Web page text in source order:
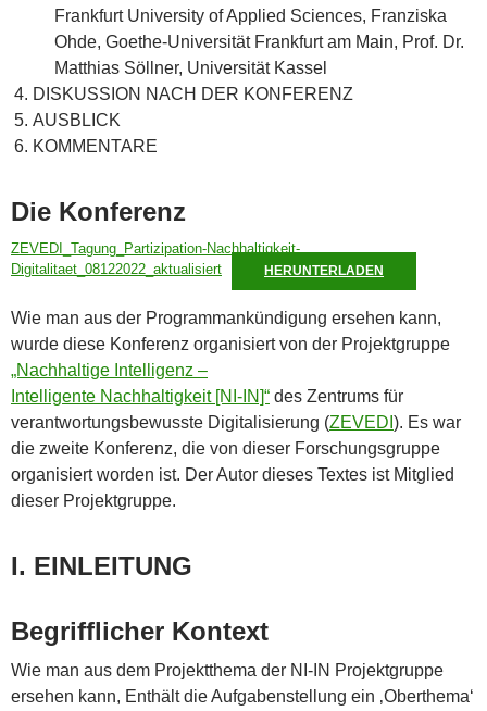
Frankfurt University of Applied Sciences, Franziska
Ohde, Goethe-Universität Frankfurt am Main, Prof. Dr.
Matthias Söllner, Universität Kassel
DISKUSSION NACH DER KONFERENZ
AUSBLICK
KOMMENTARE
Die Konferenz
ZEVEDI_Tagung_Partizipation-Nachhaltigkeit-
Digitalitaet_08122022_aktualisiert
HERUNTERLADEN
Wie man aus der Programmankündigung ersehen kann,
wurde diese Konferenz organisiert von der Projektgruppe
„Nachhaltige Intelligenz –
Intelligente Nachhaltigkeit [NI-IN]“ des Zentrums für
verantwortungsbewusste Digitalisierung (ZEVEDI ). Es war
die zweite Konferenz, die von dieser Forschungsgruppe
organisiert worden ist. Der Autor dieses Textes ist Mitglied
dieser Projektgruppe.
I. EINLEITUNG
Begrifflicher Kontext
Wie man aus dem Projektthema der NI-IN Projektgruppe
ersehen kann, Enthält die Aufgabenstellung ein ‚Oberthema‘